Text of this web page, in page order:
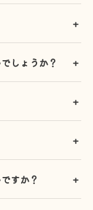
しょうか？
すか？